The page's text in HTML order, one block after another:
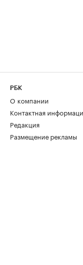
РБК
О компании
Контактная
Редакция
Размещение рекламы